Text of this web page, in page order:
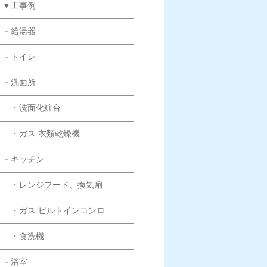
▼工事例
－給湯器
－トイレ
－洗面所
・洗面化粧台
・ガス 衣類乾燥機
－キッチン
・レンジフード、換気扇
・ガス ビルトインコンロ
・食洗機
－浴室